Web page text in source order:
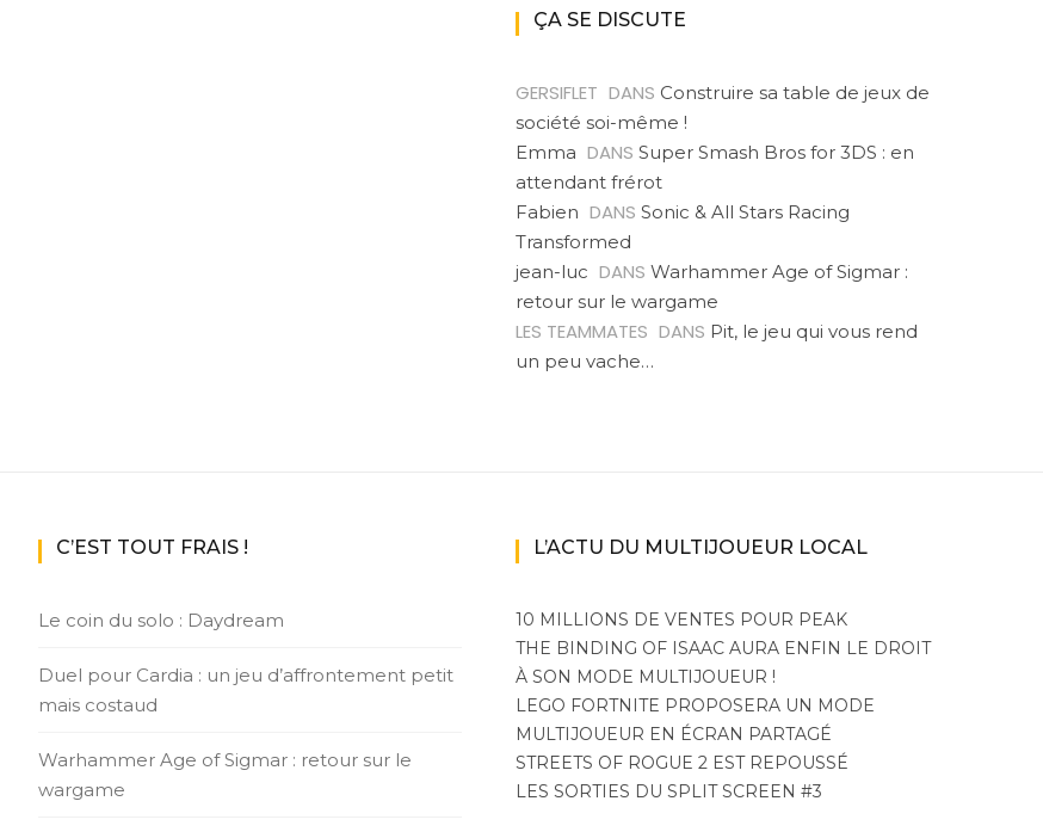
ÇA SE DISCUTE
GERSIFLET DANS Construire sa table de jeux de
société soi-même !
Emma DANS Super Smash Bros for 3DS : en
attendant frérot
Fabien DANS Sonic & All Stars Racing
Transformed
jean-luc DANS Warhammer Age of Sigmar :
retour sur le wargame
LES TEAMMATES DANS Pit, le jeu qui vous rend
un peu vache…
C’EST TOUT FRAIS !
Le coin du solo : Daydream
Duel pour Cardia : un jeu d’affrontement petit
mais costaud
Warhammer Age of Sigmar : retour sur le
wargame
L’ACTU DU MULTIJOUEUR LOCAL
10 MILLIONS DE VENTES POUR PEAK
THE BINDING OF ISAAC AURA ENFIN LE DROIT
À SON MODE MULTIJOUEUR !
LEGO FORTNITE PROPOSERA UN MODE
MULTIJOUEUR EN ÉCRAN PARTAGÉ
STREETS OF ROGUE 2 EST REPOUSSÉ
LES SORTIES DU SPLIT SCREEN #3